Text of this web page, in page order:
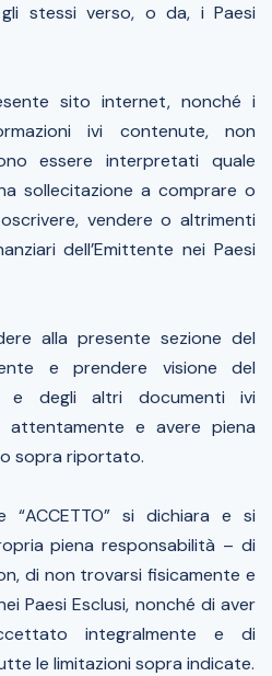
stessi verso, o da, i Paesi
sito internet, nonché i
ivi contenute, non
essere interpretati quale
sollecitazione a comprare o
vendere o altrimenti
dell’Emittente nei Paesi
alla presente sezione del
e prendere visione del
e degli altri documenti ivi
attentamente e avere piena
sopra riportato.
“ACCETTO” si dichiara e si
piena responsabilità – di
di non trovarsi fisicamente e
Paesi Esclusi, nonché di aver
integralmente e di
le limitazioni sopra indicate.